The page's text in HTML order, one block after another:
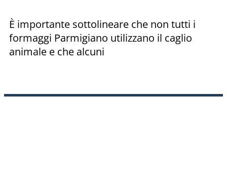
È importante sottolineare che non tutti i
formaggi Parmigiano utilizzano il caglio
animale e che alcuni